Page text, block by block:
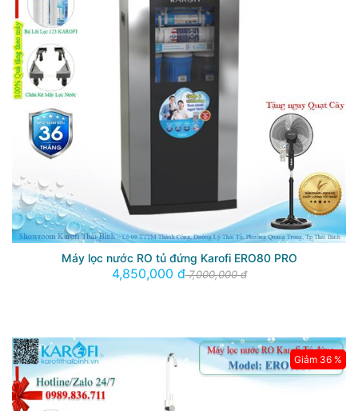
Máy lọc nước RO tủ đứng Karofi ERO80 PRO
4,850,000 đ7,000,000 đ
Giảm 36 %